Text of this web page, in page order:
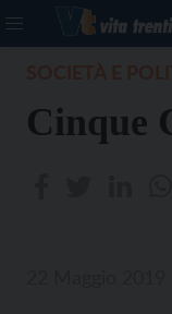
Cinque